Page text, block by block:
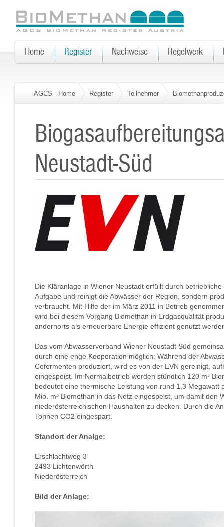
AGCS - Home Register Teilnehmer
Neustadt-Süd
Die Kläranlage in Wiener Neustadt erfüllt durch
Aufgabe und reinigt die Abwässer der Region, sondern
verbraucht. Mit Hilfe der im März 2011 in Betrieb
wird bei diesem Vorgang Biomethan in Erdgasqualität
andernorts als erneuerbare Energie effizient genutzt
Das vom Abwasserverband Wiener Neustadt Süd
durch eine enge Kooperation möglich: Während der
Cofermenten produziert, wird es von der EVN gereinigt,
eingespeist. Im Normalbetrieb werden stündlich 120 m³
bedeutet eine thermische Leistung von rund 1,3 Megawatt
Mio. m³ Biomethan in das Netz eingespeist, um damit den
niederösterreichischen Haushalten zu decken. Durch die
Tonnen CO2 eingespart.
Standort der Analge:
Erschlachtweg 3
2493 Lichtenwörth
Niederösterreich
Bild der Anlage:
Home Register Nachweise Regelwerk